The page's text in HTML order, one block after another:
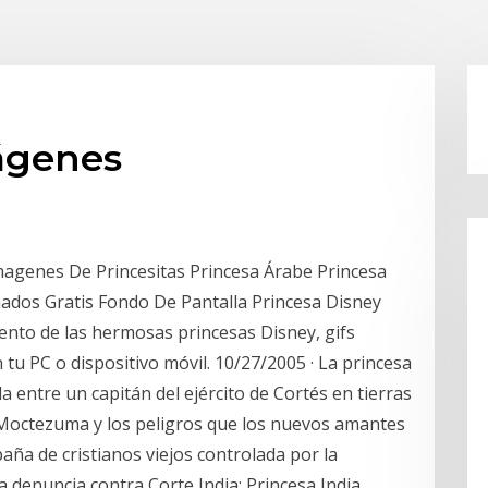
De Princesitas Princesa Árabe Princesa
Gratis Fondo De Pantalla Princesa Disney
de las hermosas princesas Disney, gifs
PC o dispositivo móvil. 10/27/2005 · La princesa
entre un capitán del ejército de Cortés en tierras
y los peligros que los nuevos amantes
de cristianos viejos controlada por la